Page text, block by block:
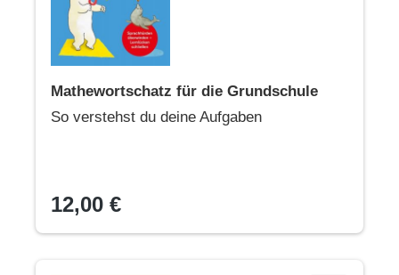
Mathewortschatz für die Grundschule
So verstehst du deine Aufgaben
12,00 €